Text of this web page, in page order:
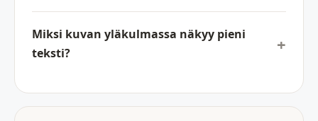
Miksi kuvan yläkulmassa näkyy pieni
teksti?